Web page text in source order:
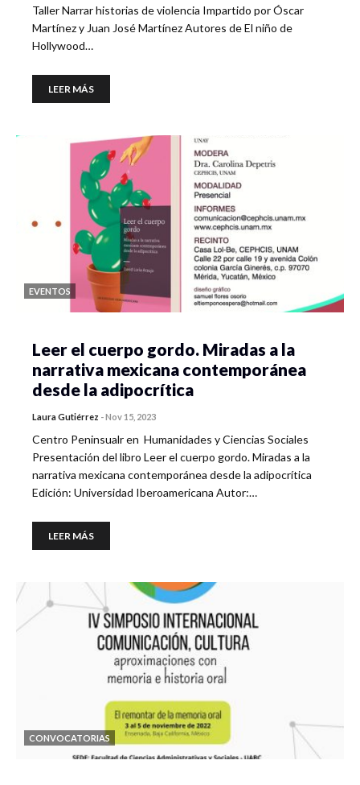
Taller Narrar historias de violencia Impartido por Óscar
Martínez y Juan José Martínez Autores de El niño de
Hollywood…
LEER MÁS
EVENTOS
Leer el cuerpo gordo. Miradas a la
narrativa mexicana contemporánea
desde la adipocrítica
Laura Gutiérrez -Nov 15, 2023
Centro Peninsualr en Humanidades y Ciencias Sociales
Presentación del libro Leer el cuerpo gordo. Miradas a la
narrativa mexicana contemporánea desde la adipocrítica
Edición: Universidad Iberoamericana Autor:…
LEER MÁS
CONVOCATORIAS